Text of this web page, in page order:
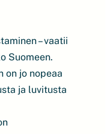
– vaatii
Suomeen.
on jo nopeaa
ja luvitusta